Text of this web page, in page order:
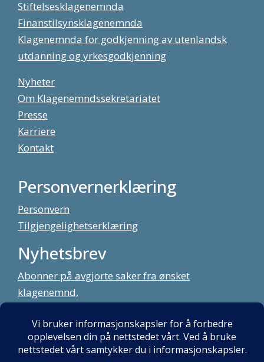
Stiftelsesklagenemnda
Finanstilsynsklagenemnda
Klagenemnda for godkjenning av utenlandsk
utdanning og yrkesgodkjenning
Nyheter
Om Klagenemndssekretariatet
Presse
Karriere
Kontakt
Personvernerklæring
Personvern
Tilgjengelighetserklæring
Nyhetsbrev
Abonner på avgjorte saker fra ønsket
klagenemnd,